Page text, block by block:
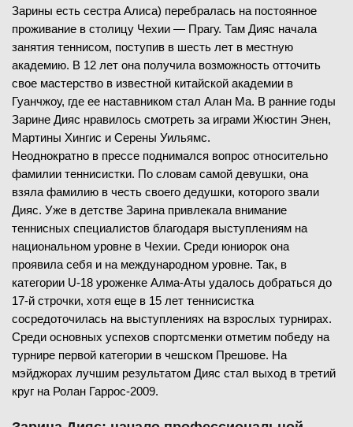
Зарины есть сестра Алиса) перебралась на постоянное
проживание в столицу Чехии — Прагу. Там Дияс начала
занятия теннисом, поступив в шесть лет в местную
академию. В 12 лет она получила возможность отточить
свое мастерство в известной китайской академии в
Гуанчжоу, где ее наставником стал Алан Ма. В ранние годы
Зарине Дияс нравилось смотреть за играми Жюстин Энен,
Мартины Хингис и Серены Уильямс.
Неоднократно в прессе поднимался вопрос относительно
фамилии теннисистки. По словам самой девушки, она
взяла фамилию в честь своего дедушки, которого звали
Дияс. Уже в детстве Зарина привлекала внимание
теннисных специалистов благодаря выступлениям на
национальном уровне в Чехии. Среди юниорок она
проявила себя и на международном уровне. Так, в
категории U-18 уроженке Алма-Аты удалось добраться до
17-й строчки, хотя еще в 15 лет теннисистка
сосредоточилась на выступлениях на взрослых турнирах.
Среди основных успехов спортсменки отметим победу на
турнире первой категории в чешском Прешове. На
мэйджорах лучшим результатом Дияс стал выход в третий
круг на Ролан Гаррос-2009.